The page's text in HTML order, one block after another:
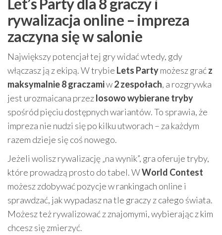
rywalizacja online – impreza
zaczyna się w salonie
Największy potencjał tej gry widać wtedy, gdy
włączasz ją z ekipą. W trybie Lets Partymożesz graćz
maksymalnie 8 graczamiw2 zespołach, a rozgrywka
jest urozmaicana przezlosowo wybierane tryby
spośród pięciu dostępnych wariantów. To sprawia, że
impreza nie nudzi się po kilku utworach – za każdym
razem dzieje się coś nowego.
Jeżeli wolisz rywalizację „na wynik”, gra oferuje tryby,
które prowadzą prosto do tabel. WWorld Contest
możesz zdobywać pozycje w rankingach online i
sprawdzać, jak wypadasz na tle graczy z całego świata.
Możesz też rywalizować z znajomymi, wybierając z kim
chcesz się zmierzyć.